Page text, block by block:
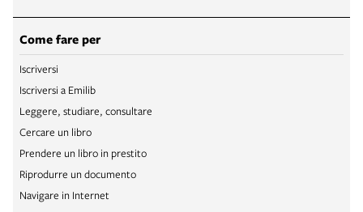
Come fare per
Iscriversi
Iscriversi a Emilib
Leggere, studiare, consultare
Cercare un libro
Prendere un libro in prestito
Riprodurre un documento
Navigare in Internet